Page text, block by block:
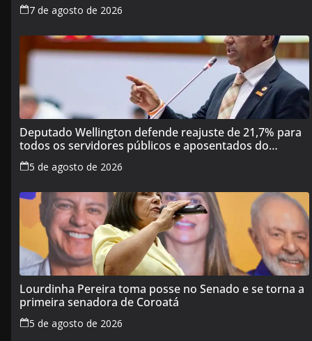
7 de agosto de 2026
Deputado Wellington defende reajuste de 21,7% para
todos os servidores públicos e aposentados do
Maranhão
5 de agosto de 2026
Lourdinha Pereira toma posse no Senado e se torna a
primeira senadora de Coroatá
5 de agosto de 2026